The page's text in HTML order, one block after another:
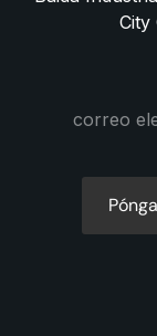
City
correo